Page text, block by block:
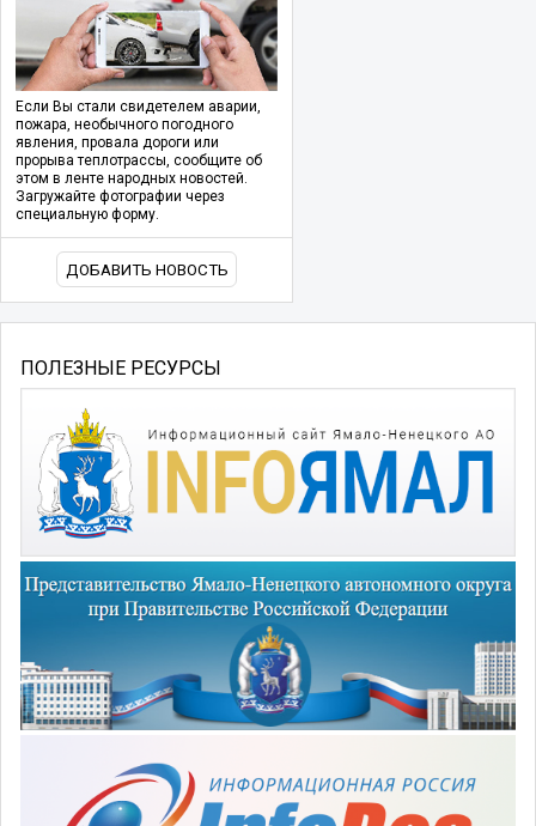
Если Вы стали свидетелем аварии,
пожара, необычного погодного
явления, провала дороги или
прорыва теплотрассы, сообщите об
этом в ленте народных новостей.
Загружайте фотографии через
специальную форму.
ДОБАВИТЬ НОВОСТЬ
ПОЛЕЗНЫЕ РЕСУРСЫ